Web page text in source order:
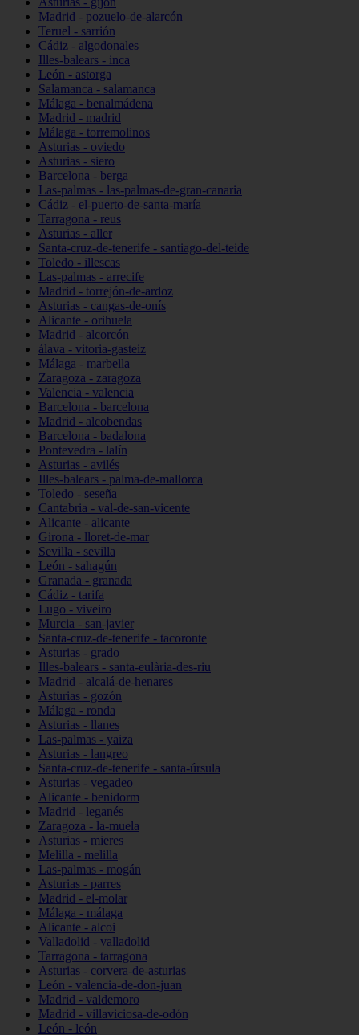
Madrid - pozuelo-de-alarcón
Teruel - sarrión
Cádiz - algodonales
Illes-balears - inca
León - astorga
Salamanca - salamanca
Málaga - benalmádena
Madrid - madrid
Málaga - torremolinos
Asturias - oviedo
Asturias - siero
Barcelona - berga
Las-palmas - las-palmas-de-gran-canaria
Cádiz - el-puerto-de-santa-maría
Tarragona - reus
Asturias - aller
Santa-cruz-de-tenerife - santiago-del-teide
Toledo - illescas
Las-palmas - arrecife
Madrid - torrejón-de-ardoz
Asturias - cangas-de-onís
Alicante - orihuela
Madrid - alcorcón
álava - vitoria-gasteiz
Málaga - marbella
Zaragoza - zaragoza
Valencia - valencia
Barcelona - barcelona
Madrid - alcobendas
Barcelona - badalona
Pontevedra - lalín
Asturias - avilés
Illes-balears - palma-de-mallorca
Toledo - seseña
Cantabria - val-de-san-vicente
Alicante - alicante
Girona - lloret-de-mar
Sevilla - sevilla
León - sahagún
Granada - granada
Cádiz - tarifa
Lugo - viveiro
Murcia - san-javier
Santa-cruz-de-tenerife - tacoronte
Asturias - grado
Illes-balears - santa-eulària-des-riu
Madrid - alcalá-de-henares
Asturias - gozón
Málaga - ronda
Asturias - llanes
Las-palmas - yaiza
Asturias - langreo
Santa-cruz-de-tenerife - santa-úrsula
Asturias - vegadeo
Alicante - benidorm
Madrid - leganés
Zaragoza - la-muela
Asturias - mieres
Melilla - melilla
Las-palmas - mogán
Asturias - parres
Madrid - el-molar
Málaga - málaga
Alicante - alcoi
Valladolid - valladolid
Tarragona - tarragona
Asturias - corvera-de-asturias
León - valencia-de-don-juan
Madrid - valdemoro
Madrid - villaviciosa-de-odón
León - león